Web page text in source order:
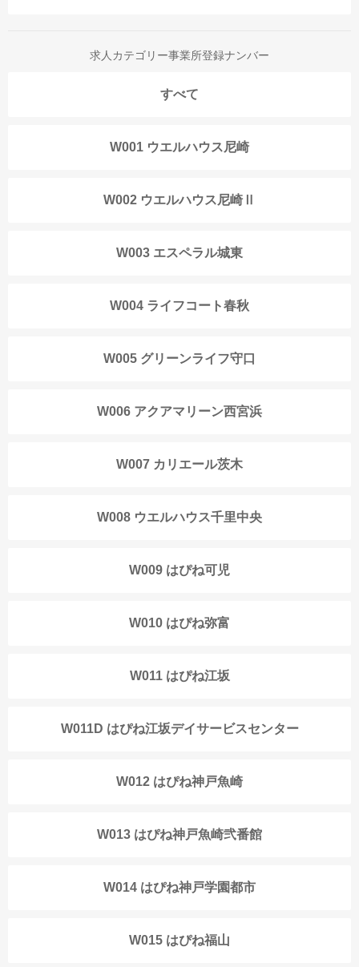
求人カテゴリー事業所登録ナンバー
すべて
W001 ウエルハウス尼崎
W002 ウエルハウス尼崎Ⅱ
W003 エスペラル城東
W004 ライフコート春秋
W005 グリーンライフ守口
W006 アクアマリーン西宮浜
W007 カリエール茨木
W008 ウエルハウス千里中央
W009 はぴね可児
W010 はぴね弥富
W011 はぴね江坂
W011D はぴね江坂デイサービスセンター
W012 はぴね神戸魚崎
W013 はぴね神戸魚崎弐番館
W014 はぴね神戸学園都市
W015 はぴね福山